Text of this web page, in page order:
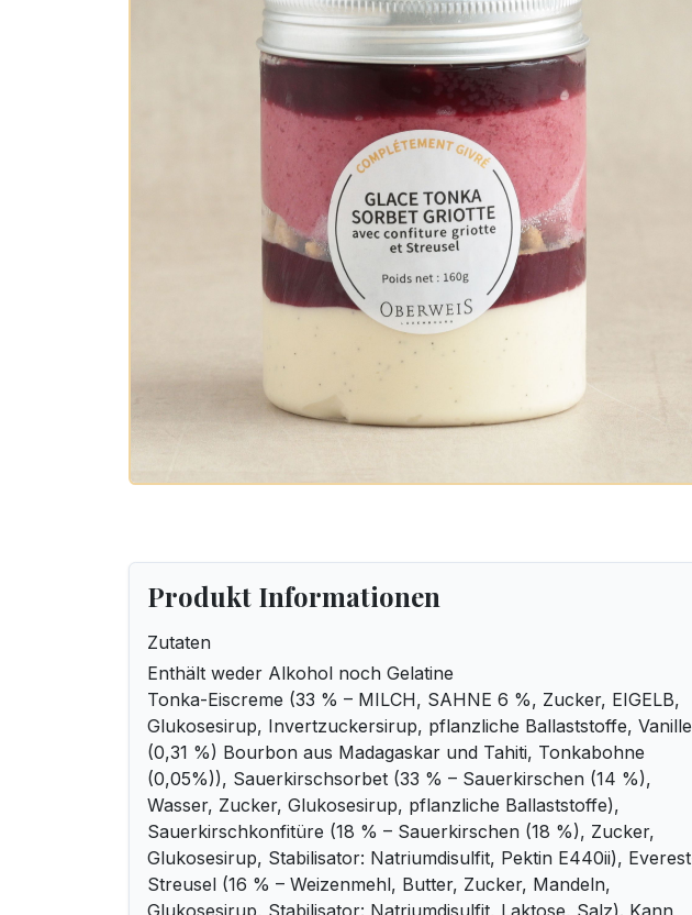
Produkt Informationen
Zutaten
Enthält weder Alkohol noch Gelatine
Tonka-Eiscreme (33 % – MILCH, SAHNE 6 %, Zucker, EIGELB,
Glukosesirup, Invertzuckersirup, pflanzliche Ballaststoffe, Vanille
(0,31 %) Bourbon aus Madagaskar und Tahiti, Tonkabohne
(0,05%)), Sauerkirschsorbet (33 % – Sauerkirschen (14 %),
Wasser, Zucker, Glukosesirup, pflanzliche Ballaststoffe),
Sauerkirschkonfitüre (18 % – Sauerkirschen (18 %), Zucker,
Glukosesirup, Stabilisator: Natriumdisulfit, Pektin E440ii),
Streusel (16 % – Weizenmehl, Butter, Zucker, Mandeln,
Glukosesirup, Stabilisator: Natriumdisulfit, Laktose, Salz). Kann